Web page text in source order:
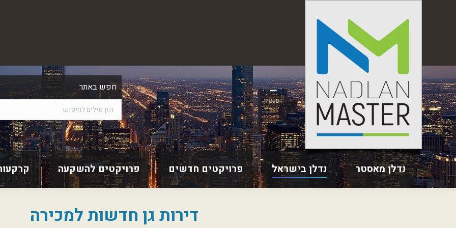
חפש באתר
נדלן מאסטר נדלן בישראל פרויקטים חדשים פרויקטים להשקעה
דירות גן חדשות למכירה